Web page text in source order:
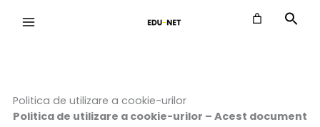
Politica de utilizare a cookie-urilor
Politica de utilizare a cookie-urilor – Acest document